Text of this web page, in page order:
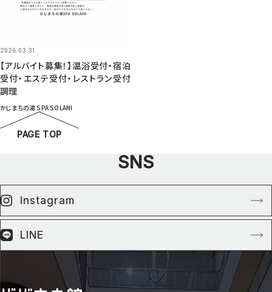
2026.03.31
【アルバイト募集！】温浴受付・宿泊
受付・エステ受付・レストラン受付
調理
かじまちの湯 SPA SOLANI
PAGE TOP
SNS
Instagram
LINE